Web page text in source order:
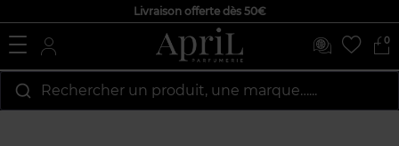
Livraison offerte dès 50€
0
Rechercher un produit, une marque…...